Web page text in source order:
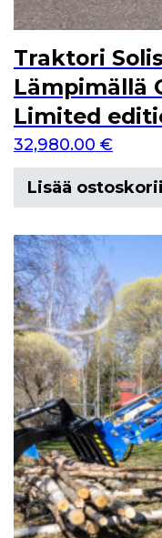
Traktori
Lämpimällä
Limited
32,980.00 €
Lisää